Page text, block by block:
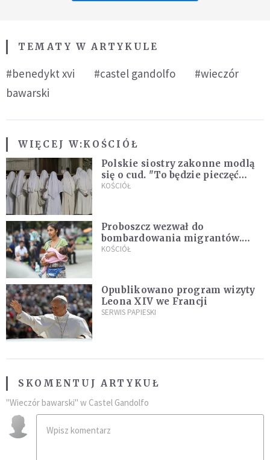
TEMATY W ARTYKULE
#benedykt xvi #castel gandolfo
#wieczór
bawarski
WIĘCEJ W:KOŚCIÓŁ
Polskie siostry zakonne modlą
się o cud. "To będzie pieczęć
Pana Boga dla naszej wiary"
KOŚCIÓŁ
Proboszcz wezwał do
bombardowania migrantów.
"Masowy ogień przeciwko
KOŚCIÓŁ
Opublikowano program wizyty
Leona XIV we Francji
SERWIS PAPIESKI
SKOMENTUJ ARTYKUŁ
"Wieczór bawarski" w Castel Gandolfo